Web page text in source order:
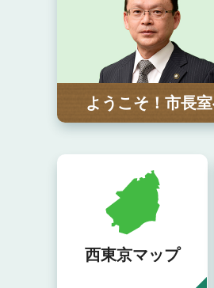
ようこそ！市長
西東京マップ